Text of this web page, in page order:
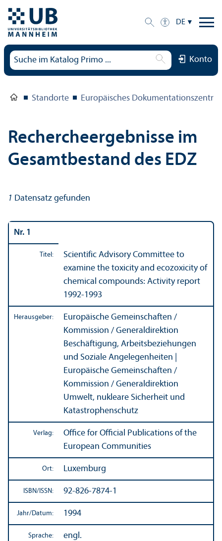
DE
Konto
Standorte Europäisches
Rechercheergebnisse im
Gesamtbestand des EDZ
1 Datensatz gefunden
Nr. 1
Titel:
Scientific Advisory Committee to
examine the toxicity and ecozoxicity of
chemical compounds: Activity report
1992-1993
Herausgeber:
Europäische Gemeinschaften /
Kommission / Generaldirektion
Beschäftigung, Arbeits­beziehungen
und Soziale Angelegenheiten |
Europäische Gemeinschaften /
Kommission / Generaldirektion
Umwelt, nukleare Sicherheit und
Katastrophenschutz
Verlag:
Office for Official Publications of the
European Communities
Ort: Luxemburg
ISBN/ ISSN: 92-826-7874-1
Jahr/Datum: 1994
Sprache: engl.